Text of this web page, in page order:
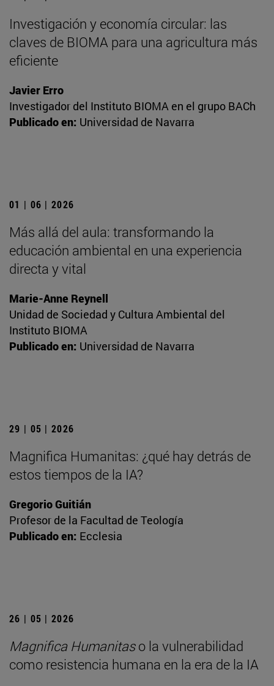
Investigación y economía circular: las
claves de BIOMA para una agricultura más
eficiente
Javier Erro
Investigador del Instituto BIOMA en el grupo BACh
Publicado en: Universidad de Navarra
01 | 06 | 2026
Más allá del aula: transformando la
educación ambiental en una experiencia
directa y vital
Marie-Anne Reynell
Unidad de Sociedad y Cultura Ambiental del
Instituto BIOMA
Publicado en: Universidad de Navarra
29 | 05 | 2026
Magnifica Humanitas: ¿qué hay detrás de
estos tiempos de la IA?
Gregorio Guitián
Profesor de la Facultad de Teología
Publicado en: Ecclesia
26 | 05 | 2026
Magnifica Humanitaso la vulnerabilidad
como resistencia humana en la era de la IA